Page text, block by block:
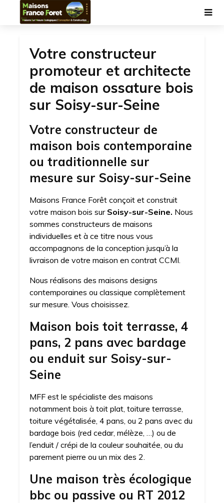
Votre constructeur
promoteur et architecte
de maison ossature bois
sur Soisy-sur-Seine
Votre constructeur de
maison bois contemporaine
ou traditionnelle sur
mesure sur Soisy-sur-Seine
Maisons France Forêt conçoit et construit
votre maison bois sur Soisy-sur-Seine. Nous
sommes constructeurs de maisons
individuelles et à ce titre nous vous
accompagnons de la conception jusqu’à la
livraison de votre maison en contrat CCMI.
Nous réalisons des maisons designs
contemporaines ou classique complètement
sur mesure. Vous choisissez.
Maison bois toit terrasse, 4
pans, 2 pans avec bardage
ou enduit sur Soisy-sur-
Seine
MFF est le spécialiste des maisons
notamment bois à toit plat, toiture terrasse,
toiture végétalisée, 4 pans, ou 2 pans avec du
bardage bois (red cedar, mélèze, …) ou de
l’enduit / crépi de la couleur souhaitée, ou du
parement pierre ou un mix des 2.
Une maison très écologique
bbc ou passive ou RT 2012